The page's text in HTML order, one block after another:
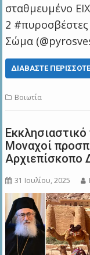
σταθμευμένο
2
Σώμα
ΔΙΑΒΆΣΤΕ
Βοιωτία
Μοναχοί
Αρχιεπίσκοπο
31 Ιουλίου, 2025